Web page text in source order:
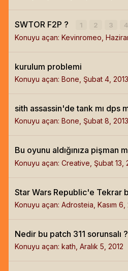
SWTOR F2P ? 1 2 3 4
Konuyu açan: Kevinromeo
kurulum problemi
Konuyu açan: Bone Şubat 4, 2013
sith assassin'de tank mı dps
Konuyu açan: Bone Şubat 8, 2013
Bu oyunu aldığınıza pişman
Konuyu açan: Creative Şubat 13,
Star Wars Republic'e Tekrar
Konuyu açan: Adrosteia Kasım 6,
Nedir bu patch 311 sorunsalı ?
Konuyu açan: kath Aralık 5, 2012